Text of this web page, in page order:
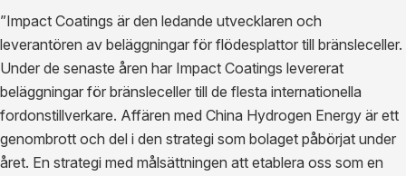
”Impact Coatings är den ledande utvecklaren och
leverantören av beläggningar för flödesplattor till bränsleceller.
Under de senaste åren har Impact Coatings levererat
beläggningar för bränsleceller till de flesta internationella
fordonstillverkare. Affären med China Hydrogen Energy är ett
genombrott och del i den strategi som bolaget påbörjat under
året. En strategi med målsättningen att etablera oss som en